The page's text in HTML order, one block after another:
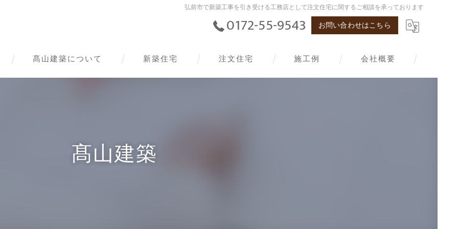
弘前市で新築工事を引き受ける工務店として注文住宅に関するご相談を承っております
0172-55-9543 お問い合わせはこちら
髙山建築について 新築住宅 注文住宅 施工例 会社概要
髙山建築